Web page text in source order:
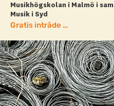
Musikhögskolan i Malmö i
Musik i Syd
Gratis inträde + läs mer